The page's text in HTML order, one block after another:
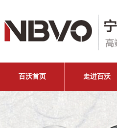
百沃首页 走进百沃